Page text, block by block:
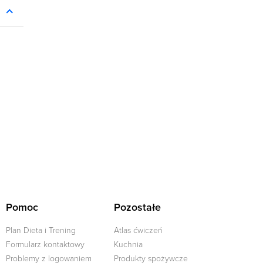
Pomoc
Plan Dieta i Trening
Formularz kontaktowy
Problemy z logowaniem
Pozostałe
Atlas ćwiczeń
Kuchnia
Produkty spożywcze